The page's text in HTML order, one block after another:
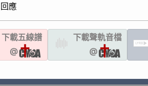
回應
下載五線譜
@
下載聲軌音檔
@
LYRIC